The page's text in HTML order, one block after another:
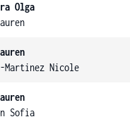
Olga
Martinez Nicole
Sofia